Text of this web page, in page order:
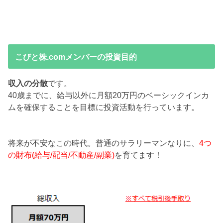
こびと株.comメンバーの投資目的
収入の分散です。
40歳までに、給与以外に月額20万円のベーシックインカ
ムを確保することを目標に投資活動を行っています。
将来が不安なこの時代。普通のサラリーマンなりに、4つ
の財布(給与/配当/不動産/副業)を育てます！